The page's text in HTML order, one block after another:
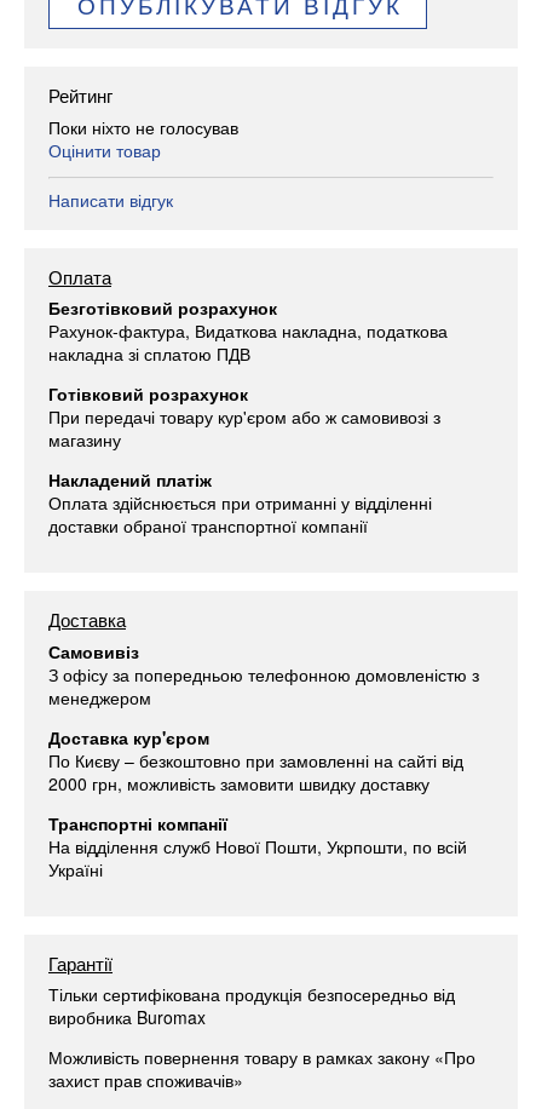
Рейтинг
Поки ніхто не голосував
Оцінити товар
Написати відгук
Оплата
Безготівковий розрахунок
Рахунок-фактура, Видаткова накладна, податкова
накладна зі сплатою ПДВ
Готівковий розрахунок
При передачі товару кур'єром або ж самовивозі з
магазину
Накладений платіж
Оплата здійснюється при отриманні у відділенні
доставки обраної транспортної компанії
Доставка
Самовивіз
З офісу за попередньою телефонною домовленістю з
менеджером
Доставка кур'єром
По Києву – безкоштовно при замовленні на сайті від
2000 грн, можливість замовити швидку доставку
Транспортні компанії
На відділення служб Нової Пошти, Укрпошти, по всій
Україні
Гарантії
Тільки сертифікована продукція безпосередньо від
виробника Buromax
Можливість повернення товару в рамках закону «Про
захист прав споживачів»